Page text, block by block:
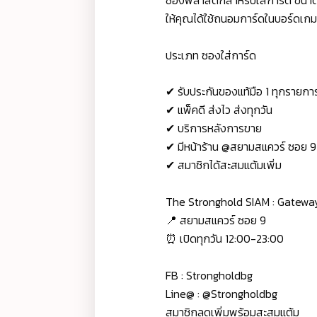
ให้คุณได้ใช้ถนอมการ์ดในบอร์ดเ
ประเภท ซองใส่การ์ด
✔ รับประกันของแท้มือ 1 ทุกรายกา
✔ แพ็คดี ส่งไว ส่งทุกวัน
✔ บริการหลังการขาย
✔ มีหน้าร้าน @สยามสแควร์ ซอย 9
✔ สมาชิกได้สะสมแต้มเพิ่ม
The Stronghold SIAM :
📍 สยามสแควร์ ซอย 9
⏰ เปิดทุกวัน 12:00-23:00
FB : Strongholdbg
Line@ : @Strongholdbg
สมาชิกลดเพิ่มพร้อมสะสมแต้ม